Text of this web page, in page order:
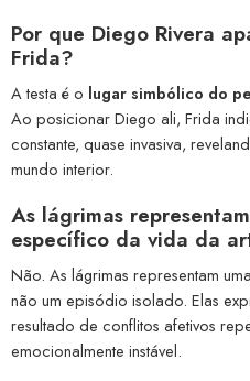
Por que Diego Rivera
Frida?
A testa é o lugar simbólico do
Ao posicionar Diego ali, Frida
constante, quase invasiva,
mundo interior.
As lágrimas
específico da vida da
Não. As lágrimas representam uma
não um episódio isolado. Elas
resultado de conflitos afetivos
emocionalmente instável.